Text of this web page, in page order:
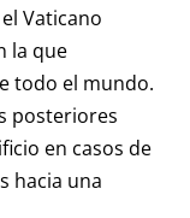
Vaticano
la que
todo el mundo.
posteriores
en casos de
hacia una